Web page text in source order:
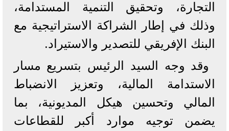
التجارة، وتحقيق التنمية المستدامة،
وذلك في إطار الشراكة الاستراتيجية مع
البنك الإفريقي للتصدير والاستيراد.
وقد وجه السيد الرئيس بتسريع مسار
الاستدامة المالية، وتعزيز الانضباط
المالي وتحسين هيكل المديونية، بما
يضمن توجيه موارد أكبر للقطاعات